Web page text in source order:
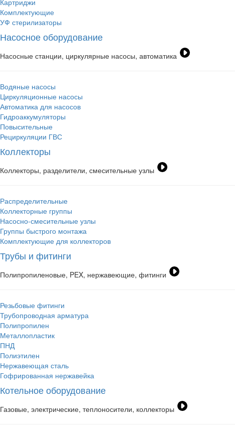
Картриджи
Комплектующие
УФ стерилизаторы
Насосное оборудование
Насосные станции, циркулярные насосы, автоматика
Водяные насосы
Циркуляционные насосы
Автоматика для насосов
Гидроаккумуляторы
Повысительные
Рециркуляции ГВС
Коллекторы
Коллекторы, разделители, смесительные узлы
Распределительные
Коллекторные группы
Насосно-смесительные узлы
Группы быстрого монтажа
Комплектующие для коллекторов
Трубы и фитинги
Полипропиленовые, PEX, нержавеющие, фитинги
Резьбовые фитинги
Трубопроводная арматура
Полипропилен
Металлопластик
ПНД
Полиэтилен
Нержавеющая сталь
Гофрированная нержавейка
Котельное оборудование
Газовые, электрические, теплоносители, коллекторы